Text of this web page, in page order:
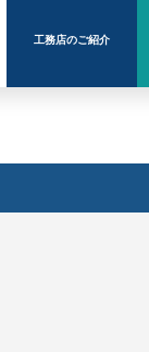
工務店のご紹介